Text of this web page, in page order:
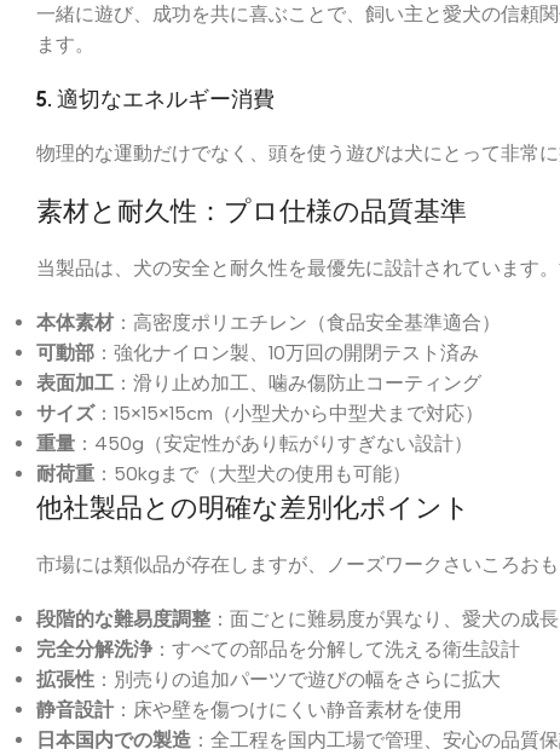
一緒に遊び、成功を共に喜ぶことで、飼い主と愛犬の信頼
ます。
5. 適切なエネルギー消費
物理的な運動だけでなく、頭を使う遊びは犬にとって非常
素材と耐久性：プロ仕様の品質基準
当製品は、犬の安全と耐久性を最優先に設計されています
本体素材 ：高密度ポリエチレン（食品安全基準適合）
可動部 ：強化ナイロン製、10万回の開閉テスト済み
表面加工 ：滑り止め加工、噛み傷防止コーティング
サイズ：15×15×15cm（小型犬から中型犬まで対応）
重量 ：450g（安定性があり転がりすぎない設計）
耐荷重 ：50kgまで（大型犬の使用も可能）
他社製品との明確な差別化ポイント
市場には類似品が存在しますが、ノーズワークさいころお
段階的な難易度調整 ：面ごとに難易度が異なり、愛犬の成
完全分解洗浄 ：すべての部品を分解して洗える衛生設計
拡張性 ：別売りの追加パーツで遊びの幅をさらに拡大
静音設計 ：床や壁を傷つけにくい静音素材を使用
日本国内での製造 ：全工程を国内工場で管理、安心の品質